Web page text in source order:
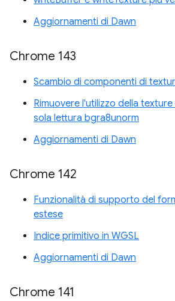
Aggiornamenti di Dawn
Chrome 143
Scambio di componenti di
Rimuovere l'utilizzo della
sola lettura bgra8unorm
Aggiornamenti di Dawn
Chrome 142
Funzionalità di supporto del
estese
Indice primitivo in WGSL
Aggiornamenti di Dawn
Chrome 141